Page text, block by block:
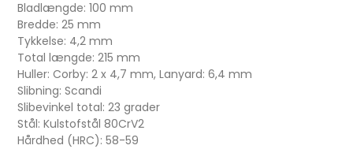
Bladlængde: 100 mm
Bredde: 25 mm
Tykkelse: 4,2 mm
Total længde: 215 mm
Huller: Corby: 2 x 4,7 mm, Lanyard: 6,4 mm
Slibning: Scandi
Slibevinkel total: 23 grader
Stål: Kulstofstål 80CrV2
Hårdhed (HRC): 58-59